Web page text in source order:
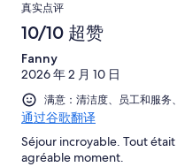
and cannot recommend it
degree view of the
was breath-taking.
basket, with warm rolls,
picnic, which summed up
weather forecast showed
Lights, but we did during
rural location in the Tromso
you to stay here.
真实点评
10/10 超赞
Fanny
2026 年 2 月 10 日
满意：清洁度、员工和服务
通过谷歌翻译
Séjour incroyable. Tout
agréable moment.